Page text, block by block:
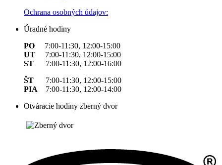
Ochrana osobných údajov:
Úradné hodiny
PO 7:00-11:30, 12:00-15:00
UT 7:00-11:30, 12:00-15:00
ST 7:00-11:30, 12:00-16:00
ŠT 7:00-11:30, 12:00-15:00
PIA 7:00-11:30, 12:00-14:00
Otváracie hodiny zberný dvor